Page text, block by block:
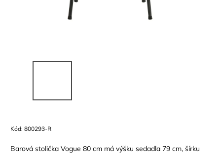
Kód: 800293-R
Barová stolička Vogue 80 cm má výšku sedadla 79 cm, šírku